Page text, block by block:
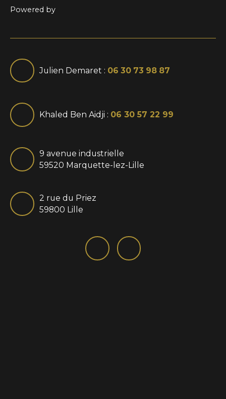
Powered by
Julien Demaret : 06 30 73 98 87
Khaled Ben Aidji : 06 30 57 22 99
9 avenue industrielle
59520 Marquette-lez-Lille
2 rue du Priez
59800 Lille